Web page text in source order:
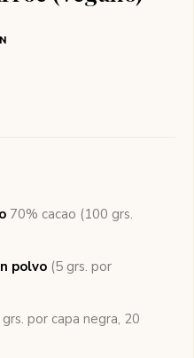
70% cacao (100 grs.
polvo (5 grs. por
grs. por capa negra, 20